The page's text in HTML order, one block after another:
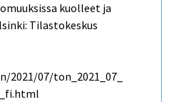
kuolleet ja
Tilastokeskus
07/ton_2021_07_